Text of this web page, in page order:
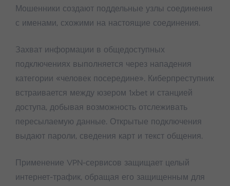
Мошенники создают поддельные узлы соединения
с именами, схожими на настоящие соединения.
Захват информации в общедоступных
подключениях выполняется через нападения
категории «человек посередине». Киберпреступник
встраивается между юзером 1xbet и станцией
доступа, добывая возможность отслеживать
пересылаемую данные. Открытые подключения
выдают пароли, сведения карт и текст общения.
Применение VPN-сервисов защищает целый
интернет-трафик, обращая его защищенным для